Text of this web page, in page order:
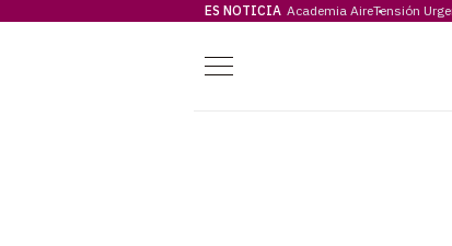
ES NOTICIA Academia AireTensión
Menú